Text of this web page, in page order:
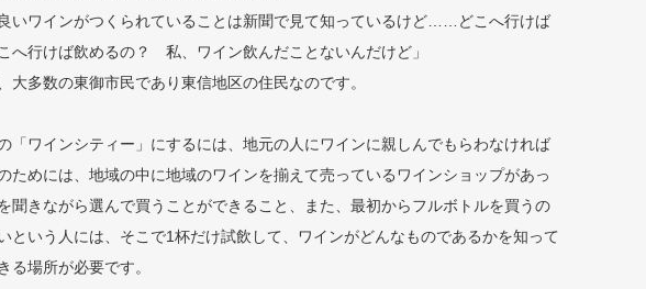
良いワインがつくられていることは新聞で見て知っているけど……どこへ行けば
行けば飲めるの？ 私、ワイン飲んだことないんだけど」
大多数の東御市民であり東信地区の住民なのです。
「ワインシティー」にするには、地元の人にワインに親しんでもらわなければ
ためには、地域の中に地域のワインを揃えて売っているワインショップがあっ
聞きながら選んで買うことができること、また、最初からフルボトルを買うの
という人には、そこで1杯だけ試飲して、ワインがどんなものであるかを知って
る場所が必要です。